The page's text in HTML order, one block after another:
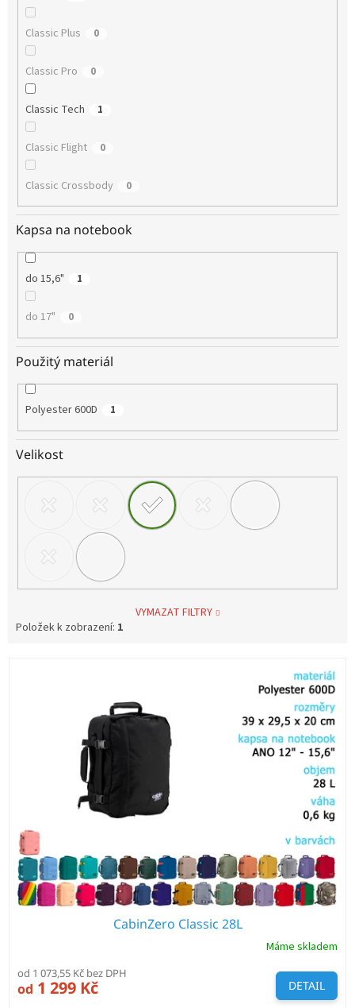
Classic Plus 0
Classic Pro 0
Classic Tech 1
Classic Flight 0
Classic Crossbody 0
Kapsa na notebook
do 15,6" 1
do 17" 0
Použitý materiál
Polyester 600D 1
Velikost
VYMAZAT FILTRY
Položek k zobrazení: 1
CabinZero Classic 28L
Máme skladem
od 1 073,55 Kč bez DPH
od 1 299 Kč DETAIL